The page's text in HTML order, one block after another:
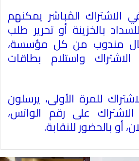
الاشتراك المُباشر يمكنهم
بالخزينة أو تحرير طلب
مندوب من كل مؤسسة،
الاشتراك واستلام بطاقات
للمرة الأولى، يرسلون
على رقم الواتس،
أو بالحضور للنقابة.